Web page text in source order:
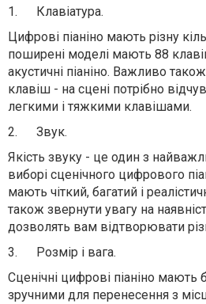
1.
Клавіатура.
Цифрові піаніно мають різну
поширені моделі мають 88
акустичні піаніно. Важливо
клавіш - на сцені потрібно
легкими і тяжкими клавішами.
2.
Звук.
Якість звуку - це один з
виборі сценічного цифрового
мають чіткий, багатий і
також звернути увагу на
дозволять вам відтворювати
3.
Розмір і вага.
Сценічні цифрові піаніно мають
зручними для перенесення з